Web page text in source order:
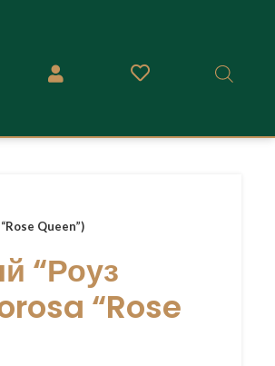
Queen”)
“Роуз
“Rose